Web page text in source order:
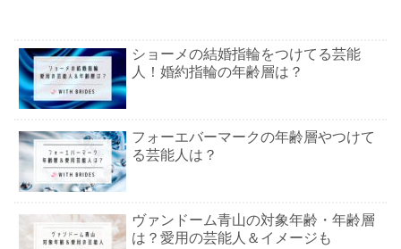
ショーメの結婚指輪をつけてる芸能
人！婚約指輪の年齢層は？
フォーエバーマークの年齢層やつけて
る芸能人は？
ヴァンドーム青山の対象年齢・年齢層
は？愛用の芸能人＆イメージも